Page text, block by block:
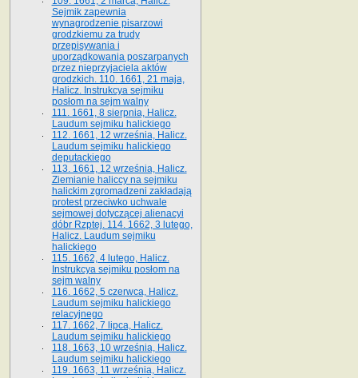
Sejmik zapewnia
wynagrodzenie pisarzowi
grodzkiemu za trudy
przepisywania i
uporządkowania poszarpanych
przez nieprzyjaciela aktów
grodzkich. 110. 1661, 21 maja,
Halicz. Instrukcya sejmiku
posłom na sejm walny
111. 1661, 8 sierpnia, Halicz.
Laudum sejmiku halickiego
112. 1661, 12 września, Halicz.
Laudum sejmiku halickiego
deputackiego
113. 1661, 12 września, Halicz.
Ziemianie haliccy na sejmiku
halickim zgromadzeni zakładają
protest przeciwko uchwale
sejmowej dotyczącej alienacyi
dóbr Rzptej. 114. 1662, 3 lutego,
Halicz. Laudum sejmiku
halickiego
115. 1662, 4 lutego, Halicz.
Instrukcya sejmiku posłom na
sejm walny
116. 1662, 5 czerwca, Halicz.
Laudum sejmiku halickiego
relacyjnego
117. 1662, 7 lipca, Halicz.
Laudum sejmiku halickiego
118. 1663, 10 września, Halicz.
Laudum sejmiku halickiego
119. 1663, 11 września, Halicz.